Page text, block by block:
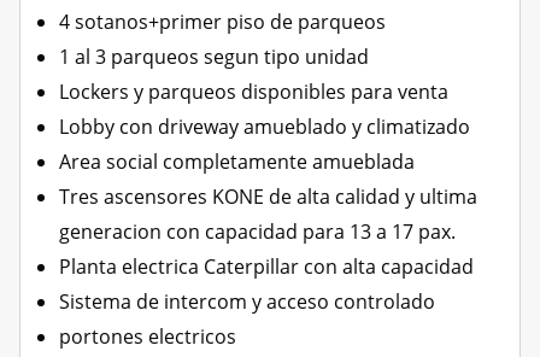
4 sotanos+primer piso de parqueos
1 al 3 parqueos segun tipo unidad
Lockers y parqueos disponibles para venta
Lobby con driveway amueblado y climatizado
Area social completamente amueblada
Tres ascensores KONE de alta calidad y ultima
generacion con capacidad para 13 a 17 pax.
Planta electrica Caterpillar con alta capacidad
Sistema de intercom y acceso controlado
portones electricos